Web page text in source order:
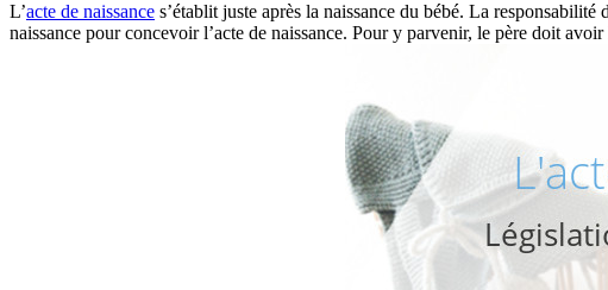
L’acte de naissance s’établit juste après la naissance du bébé. La
naissance pour concevoir l’acte de naissance. Pour y parvenir, le père doit